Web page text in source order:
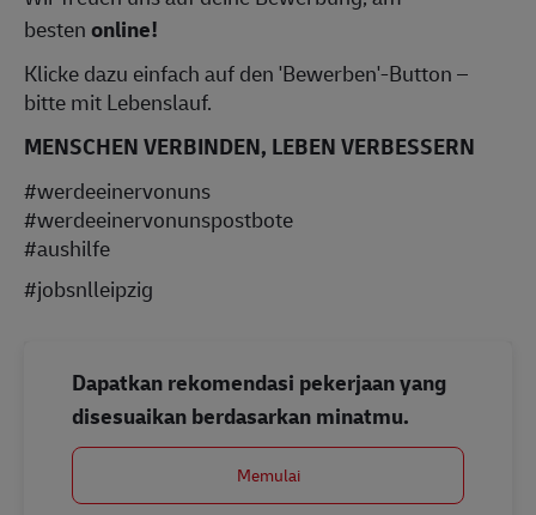
bestenonline!
Klicke dazu einfach auf den 'Bewerben'-Button –
bitte mit Lebenslauf.
MENSCHEN VERBINDEN, LEBEN VERBESSERN
#werdeeinervonuns
#werdeeinervonunspostbote
#aushilfe
#jobsnlleipzig
Dapatkan rekomendasi pekerjaan yang
disesuaikan berdasarkan minatmu.
Memulai